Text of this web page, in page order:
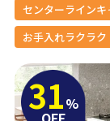
センターラインキ
お手入れラクラク
31%